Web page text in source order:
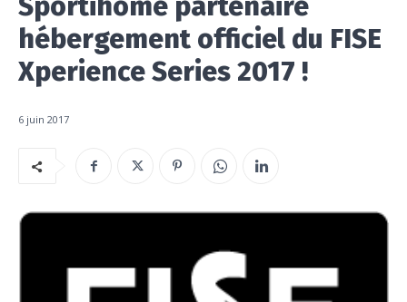
hébergement officiel du FISE
Xperience Series 2017 !
6 juin 2017